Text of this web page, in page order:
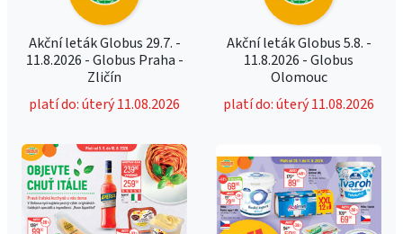
Akční leták Globus 29.7. -
11.8.2026 - Globus Praha -
Zličín
platí do: úterý 11.08.2026
Akční leták Globus 5.8. -
11.8.2026 - Globus
Olomouc
platí do: úterý 11.08.2026